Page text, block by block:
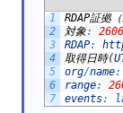
1
2
3
4
5
6
7
RDAP証拠（
対象: 2606
RDAP:
取得日時(
org/name:
range:
events: